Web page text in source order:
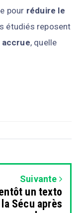
pour réduire le
étudiés reposent
accrue, quelle
Suivante
un texto
Sécu après